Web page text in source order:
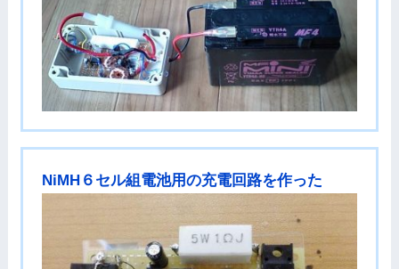
NiMH６セル組電池用の充電回路を作った